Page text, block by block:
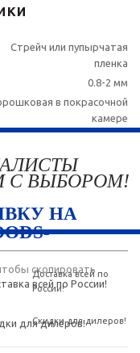
Стрейч или пупырчатая
пленка
0.8-2 мм
в покрасочной
камере
С ВЫБОРОМ!
НА
скопировать
Доставка всей по
России!
Скидки для дилеров!